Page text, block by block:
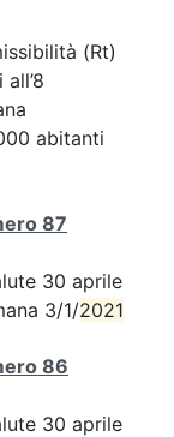
(Rt)
abitanti
87
30 aprile
3/1/2021
86
30 aprile